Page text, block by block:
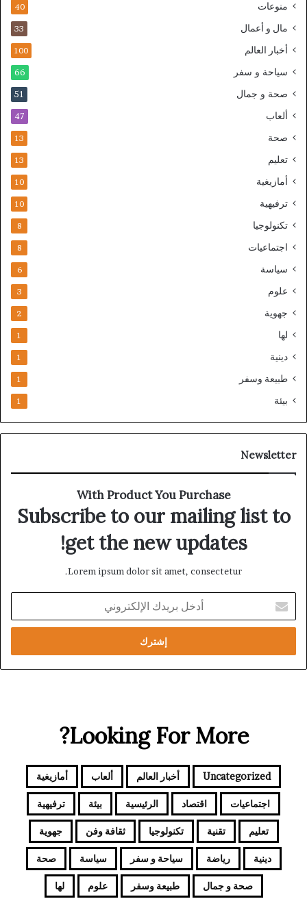
منوعات 40
مال و أعمال 33
أخبار العالم 100
سياحة و سفر 66
صحة و جمال 51
ألعاب 47
صحة 13
تعليم 13
أمازيغية 10
ترفيهية 10
تكنولوجيا 8
اجتماعيات 8
سياسة 6
علوم 3
جهوية 2
لها 1
دينية 1
طبيعة وسفر 1
بيئة 1
Newsletter
With Product You Purchase
Subscribe to our mailing list to
get the new updates!
Lorem ipsum dolor sit amet, consectetur.
بريدك
الإلكتروني
Looking For More?
Uncategorized أخبار العالم ألعاب أمازيغية
اجتماعيات اقتصاد الرئيسية بيئة ترفيهية
تعليم تقنية تكنولوجيا ثقافة وفن جهوية
دينية رياضة سياحة و سفر سياسة صحة
صحة و جمال طبيعة وسفر علوم لها